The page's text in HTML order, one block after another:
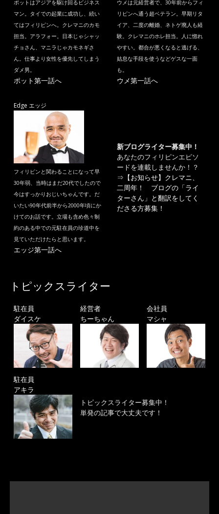
ポットはアジアを駆け回るビジネス
マン。タイでの起業に成功し、続い
てはフィリピンへ。クレマニのカモ
担当。アラフォー。日本じゃシャッ
チョさん、マニラじゃカモネギさ
ん。仕事より女性を優先してしまう
ダメ男。
ポット第一話へ
ウメは元経営者で、30年前からフィ
リピンへ通う超ベテラン。早期リタ
イア、二度の離婚、ネトゲ廃人も経
験。クレマニのホレ担当。人に惚れ
やすい。都合が悪くなると逃げる、
姑息な手段を使うなどゲスな一面
も。
ウメ第一話へ
Edge エッジ
フィリピンと関わることになって早
30年弱、当時はまだ20代でしたので
今はすっかりおじいちゃんです。だ
いたい90年代前半から2000年頃にか
けてのお話です。立場も含め色々制
約のある中での元駐在員の珍道中を
見ていただけたらと思います。
エッジ第一話へ
新ブログライター募集中！
あなたのフィリピンエピソ
ードを連載しませんか！？
⇒ 【お知らせ】クレマニ、
二周年！ ブログの「ライ
ターさん」と翻訳をしてく
ださる方募集！
トピックスライター
駐在員
ダイスケ
経営者
ちーちゃん
会社員
マシャ
駐在員
アキラ
トピックスライター募集中！
単発の記事で大丈夫です！